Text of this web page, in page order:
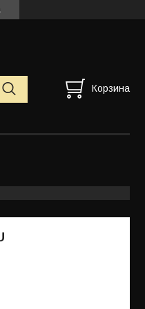
Корзина